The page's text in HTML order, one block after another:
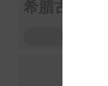
希腊古罗马
点击